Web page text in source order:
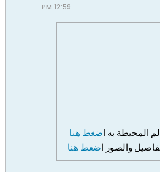
12:59 PM
المحيطة به اضغط هنا
والصور اضغط هنا